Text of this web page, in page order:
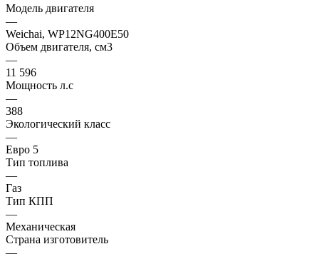
Модель двигателя
—
Weichai, WP12NG400E50
Объем двигателя, см3
—
11 596
Мощность л.с
—
388
Экологический класс
—
Евро 5
Тип топлива
—
Газ
Тип КПП
—
Механическая
Страна изготовитель